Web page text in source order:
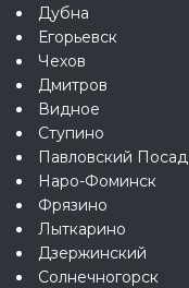
Дубна
Егорьевск
Чехов
Дмитров
Видное
Ступино
Павловский Посад
Наро-Фоминск
Фрязино
Лыткарино
Дзержинский
Солнечногорск